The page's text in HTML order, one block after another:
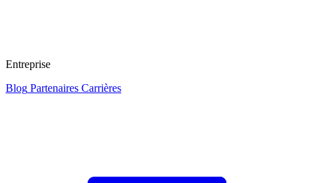
Entreprise
Blog Partenaires Carrières